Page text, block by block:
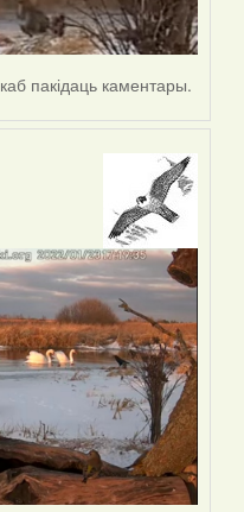
каб пакідаць каментары.